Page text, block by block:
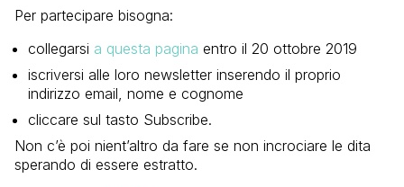
Per partecipare bisogna:
collegarsi a questa pagina entro il 20 ottobre 2019
iscriversi alle loro newsletter inserendo il proprio
indirizzo email, nome e cognome
cliccare sul tasto Subscribe.
Non c’è poi nient’altro da fare se non incrociare le dita
sperando di essere estratto.